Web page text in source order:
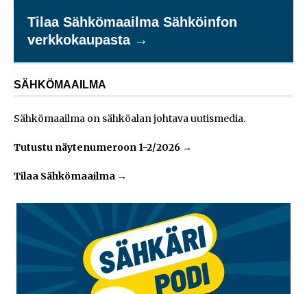
Tilaa Sähkömaailma Sähköinfon
verkkokaupasta →
SÄHKÖMAAILMA
Sähkömaailma on sähköalan johtava uutismedia.
Tutustu näytenumeroon 1-2/2026 →
Tilaa Sähkömaailma →